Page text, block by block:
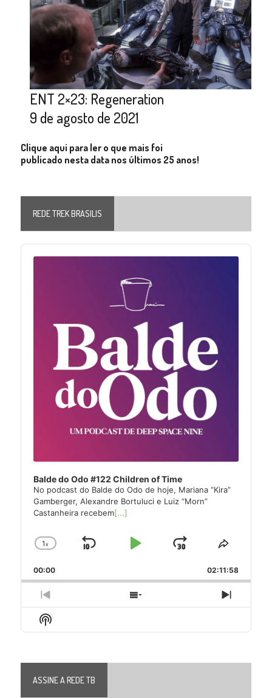
ENT 2×23: Regeneration
9 de agosto de 2021
Clique aqui para ler o que mais foi
publicado nesta data nos últimos 25 anos!
REDE TREK BRASILIS
Audio
Player
Balde do Odo #122 Children of Time
No podcast do Balde do Odo de hoje, Mariana “Kira”
Gamberger, Alexandre Bortuluci e Luiz “Morn”
Castanheira recebem[...]
Change
Rate
1x
Skip
Play
Jump
Forward
Share
Episode
00:00 02:11:58
Previous
Episode
Show
Episodes
Next
Episode
Show
Podcast
ASSINE A REDE TB